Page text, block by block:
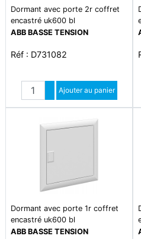
Dormant avec porte 2r coffret
encastré uk600 bl
ABB BASSE TENSION
Réf : D731082
Quantité
Augmenter quantité
Diminuer quantité
Ajouter au panier
Dormant avec porte 1r coffret
encastré uk600 bl
ABB BASSE TENSION